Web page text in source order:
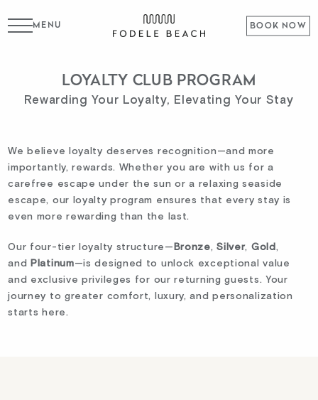
BOOK NOW
MENU
LOYALTY CLUB PROGRAM
Rewarding Your Loyalty, Elevating Your Stay
We believe loyalty deserves recognition—and more
importantly, rewards. Whether you are with us for a
carefree escape under the sun or a relaxing seaside
escape, our loyalty program ensures that every stay is
even more rewarding than the last.
Our four-tier loyalty structure— Bronze,Silver, Gold ,
and
Platinum—is designed to unlock exceptional value
and exclusive privileges for our returning guests. Your
journey to greater comfort, luxury, and personalization
starts here.